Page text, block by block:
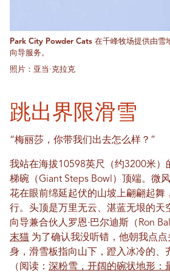
Park City Powder Cats 在千峰牧场提供由雪
向导服务。
照片：亚当·克拉克
跳出界限滑雪
“梅丽莎，你带我们出去怎么样？”
我站在海拔10598英尺（约3200米）
梯碗（Giant Steps Bowl）顶端。微
花在眼前绵延起伏的山坡上翩翩起舞
行。头顶是万里无云、湛蓝无垠的天
向导兼合伙人罗恩·巴尔迪斯（Ron
末猫 为了确认我没听错，他朝我点
身，滑雪板指向山下，蹬入冰冷的、
（阅读： 深粉雪，开阔的碗状地形：